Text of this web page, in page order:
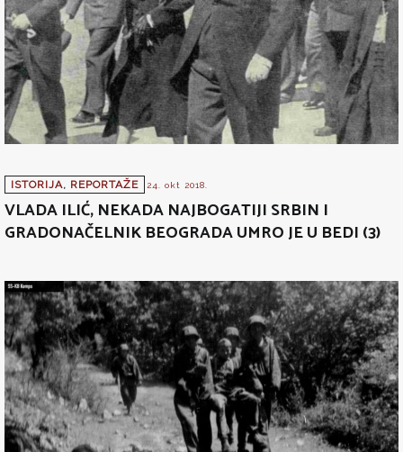
ISTORIJA, REPORTAŽE 24. okt 2018.
VLADA ILIĆ, NEKADA NAJBOGATIJI SRBIN I
GRADONAČELNIK BEOGRADA UMRO JE U BEDI (3)